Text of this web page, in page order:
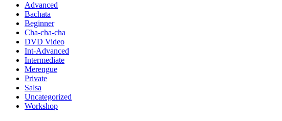
Advanced
Bachata
Beginner
Cha-cha-cha
DVD Video
Int-Advanced
Intermediate
Merengue
Private
Salsa
Uncategorized
Workshop